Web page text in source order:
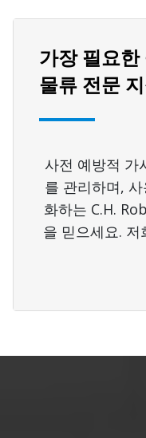
가장 필요
물류 전문
사전 예방적 가
를 관리하며,
화하는 C.H.
을 믿으세요.